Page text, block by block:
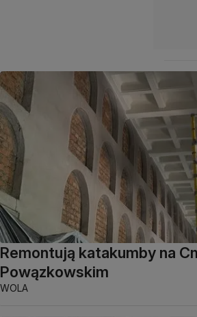
Remontują katakumby na
Powązkowskim
WOLA